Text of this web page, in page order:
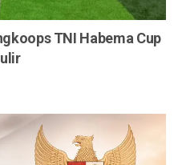
TNI Habema Cup